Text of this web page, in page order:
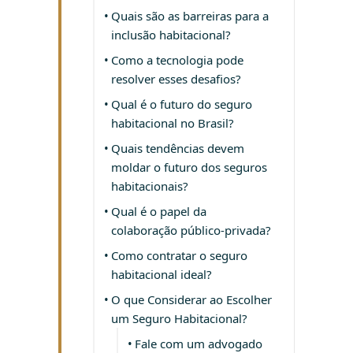
Quais são as barreiras para a
inclusão habitacional?
Como a tecnologia pode
resolver esses desafios?
Qual é o futuro do seguro
habitacional no Brasil?
Quais tendências devem
moldar o futuro dos seguros
habitacionais?
Qual é o papel da
colaboração público-privada?
Como contratar o seguro
habitacional ideal?
O que Considerar ao Escolher
um Seguro Habitacional?
Fale com um advogado